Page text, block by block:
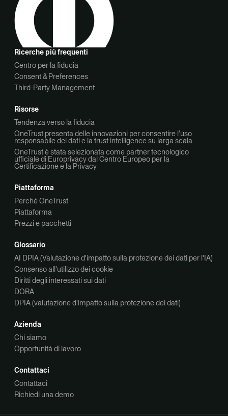
Ricerche più frequenti
Centro per la fiducia
Consent & Preferences
Third-Party Management
Risorse
Tendenza verso la fiducia
OneTrust presenta delle innovazioni per consentire l’uso
responsabile dei dati e la trust intelligence su larga scala
OneTrust è stata selezionata come partner tecnologico
ufficiale di Europrivacy dal Centro Europeo per la
Certificazione e la Privacy
Piattaforma
Perché OneTrust
Piattaforma
Prezzi e pacchetti
Glossario
AI DPIA (Valutazione d'impatto sulla protezione dei dati per l'IA)
Consenso all'utilizzo dei cookie
Diritti degli interessati sui dati
DORA
DPIA (valutazione d'impatto sulla protezione dei dati)
Azienda
Chi siamo
Opportunità di lavoro
Contattaci
Contattaci
Richiedi una demo